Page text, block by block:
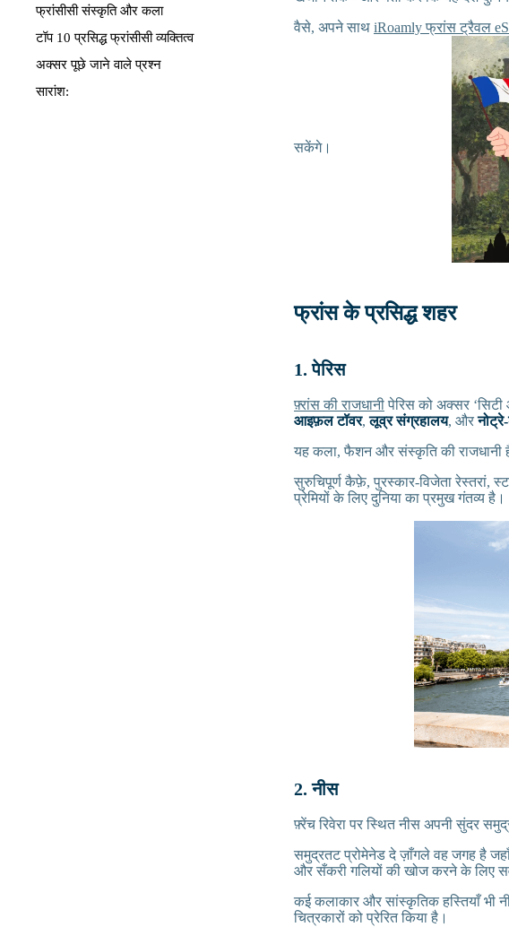
फ्रांसीसी संस्कृति और कला
टॉप 10 प्रसिद्ध फ्रांसीसी व्यक्तित्व
अक्सर पूछे जाने वाले प्रश्न
सारांश:
वैसे, अपने साथ iRoamly फ्रांस ट्रैवल
सकेंगे।
फ्रांस के प्रसिद्ध शहर
1. पेरिस
फ़्रांस की राजधानीपेरिस को अक्सर
आइफ़ल टॉवर,लूव्र संग्रहालय, और
यह कला, फैशन और संस्कृति की राजधानी
सुरुचिपूर्ण कैफ़े, पुरस्कार-विजेता रेस्तरां,
प्रेमियों के लिए दुनिया का प्रमुख गंतव्य है।
2. नीस
फ़्रेंच रिवेरा पर स्थित नीस अपनी सुंदर
समुद्रतट प्रोमेनेड दे ज़ाँगले वह जगह है
और सँकरी गलियों की खोज करने के लिए
कई कलाकार और सांस्कृतिक हस्तियाँ भी
चित्रकारों को प्रेरित किया है।